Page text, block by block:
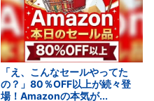
「え、こんなセールやってた
の？」80％OFF以上が続々登
場！Amazonの本気が...